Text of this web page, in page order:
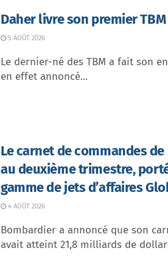
Daher livre son premier
5 AOÛT 2026
Le dernier-né des TBM a fait son
en effet annoncé...
Le carnet de commandes
au deuxième trimestre,
gamme de jets d’affaires
4 AOÛT 2026
Bombardier a annoncé que son
avait atteint 21,8 milliards de